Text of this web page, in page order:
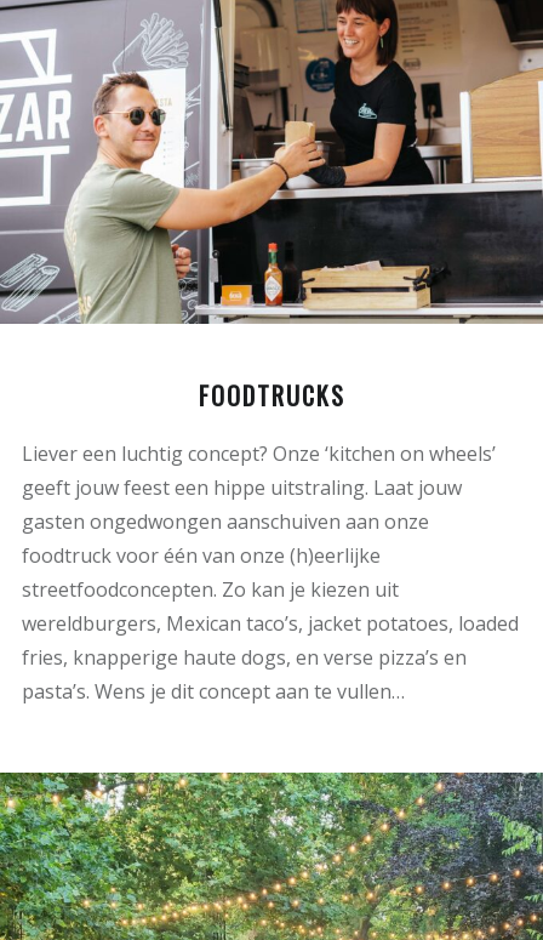
FOODTRUCKS
Liever een luchtig concept? Onze ‘kitchen on wheels’
geeft jouw feest een hippe uitstraling. Laat jouw
gasten ongedwongen aanschuiven aan onze
foodtruck voor één van onze (h)eerlijke
streetfoodconcepten. Zo kan je kiezen uit
wereldburgers, Mexican taco’s, jacket potatoes, loaded
fries, knapperige haute dogs, en verse pizza’s en
pasta’s. Wens je dit concept aan te vullen…